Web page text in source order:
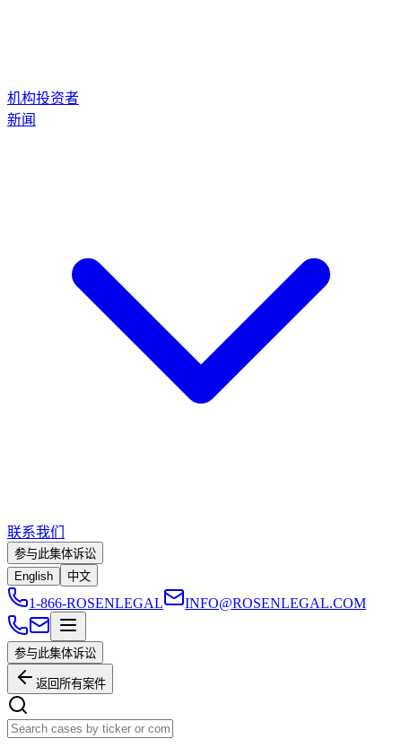
机构投资者
新闻
联系我们
参与此集体诉讼
English
中文
1-866-ROSENLEGAL INFO@ROSENLEGAL.COM
参与此集体诉讼
返回所有案件